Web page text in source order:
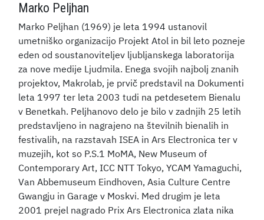
Marko Peljhan
Marko Peljhan (1969) je leta 1994 ustanovil
umetniško organizacijo Projekt Atol in bil leto pozneje
eden od soustanoviteljev ljubljanskega laboratorija
za nove medije Ljudmila. Enega svojih najbolj znanih
projektov, Makrolab, je prvič predstavil na Dokumenti
leta 1997 ter leta 2003 tudi na petdesetem Bienalu
v Benetkah. Peljhanovo delo je bilo v zadnjih 25 letih
predstavljeno in nagrajeno na številnih bienalih in
festivalih, na razstavah ISEA in Ars Electronica ter v
muzejih, kot so P.S.1 MoMA, New Museum of
Contemporary Art, ICC NTT Tokyo, YCAM Yamaguchi,
Van Abbemuseum Eindhoven, Asia Culture Centre
Gwangju in Garage v Moskvi. Med drugim je leta
2001 prejel nagrado Prix Ars Electronica zlata nika